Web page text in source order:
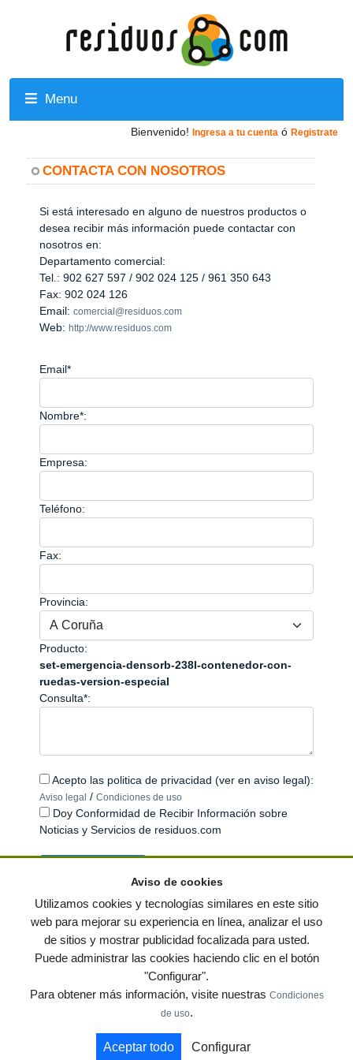
Menu
Bienvenido! Ingresa a tu cuenta ó Registrate
CONTACTA CON NOSOTROS
Si está interesado en alguno de nuestros productos o
desea recibir más información puede contactar con
nosotros en:
Departamento comercial:
Tel.: 902 627 597 / 902 024 125 / 961 350 643
Fax: 902 024 126
Email: comercial@residuos.com
Web: http://www.residuos.com
Email*
Nombre*:
Empresa:
Teléfono:
Fax:
Provincia:
Producto:
set-emergencia-densorb-238l-contenedor-con-
ruedas-version-especial
Consulta*:
Acepto las politica de privacidad (ver en aviso legal):
Aviso legal / Condiciones de uso
Doy Conformidad de Recibir Información sobre
Noticias y Servicios de residuos.com
© residuos.com - Todos los derechos reservados Política de privacidad
Condiciones de uso|Contacto|Editores| Mapa web|Preguntas frecuentes
Publica tus anuncios gratis!
Muebles de terraza y jardin Notas de prensa
Aviso de cookies
Utilizamos cookies y tecnologías similares en este sitio
web para mejorar su experiencia en línea, analizar el uso
de sitios y mostrar publicidad focalizada para usted.
Puede administrar las cookies haciendo clic en el botón
"Configurar".
Para obtener más información, visite nuestras Condiciones
de uso.
Aceptar todo Configurar